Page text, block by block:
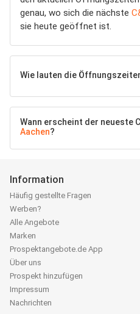
genau, wo sich die nächste
sie heute geöffnet ist.
Wie lauten die
Wann erscheint der neueste
Aachen?
Information
Häufig gestellte Fragen
Werben?
Alle Angebote
Marken
Prospektangebote.de App
Über uns
Prospekt hinzufügen
Impressum
Nachrichten